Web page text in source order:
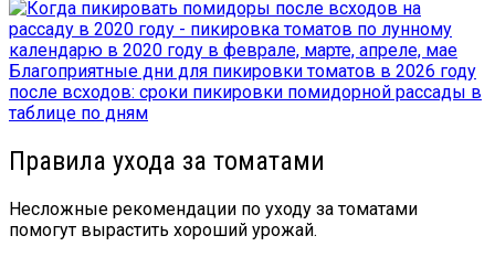
Благоприятные дни для пикировки томатов в 2026 году
после всходов: сроки пикировки помидорной рассады в
таблице по дням
Правила ухода за томатами
Несложные рекомендации по уходу за томатами
помогут вырастить хороший урожай.